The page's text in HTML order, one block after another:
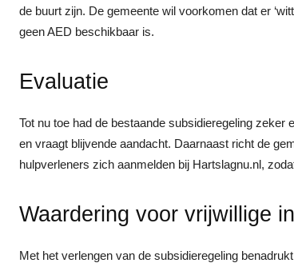
de buurt zijn. De gemeente wil voorkomen dat er
geen AED beschikbaar is.
Evaluatie
Tot nu toe had de bestaande subsidieregeling
en vraagt blijvende aandacht. Daarnaast richt de
hulpverleners zich aanmelden bij Hartslagnu.nl,
Waardering voor vrijwillige
Met het verlengen van de subsidieregeling